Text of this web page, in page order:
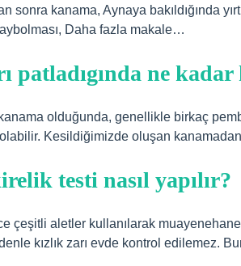
sonra kanama, Aynaya bakıldığında
Daha fazla makale…
patladıgında ne
kanama olduğunda, genellikle birkaç
olabilir. Kesildiğimizde oluşan
testi nasıl yapılır?
çeşitli aletler kullanılarak
kızlık zarı evde kontrol edilemez.